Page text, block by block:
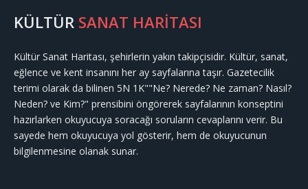
KÜLTÜR SANAT HARİTASI
Kültür Sanat Haritası, şehirlerin yakın takipçisidir. Kültür, sanat,
eğlence ve kent insanını her ay sayfalarına taşır. Gazetecilik
terimi olarak da bilinen 5N 1K""Ne? Nerede? Ne zaman? Nasıl?
Neden? ve Kim?" prensibini öngörerek sayfalarının konseptini
hazırlarken okuyucuya soracağı soruların cevaplarını verir. Bu
sayede hem okuyucuya yol gösterir, hem de okuyucunun
bilgilenmesine olanak sunar.